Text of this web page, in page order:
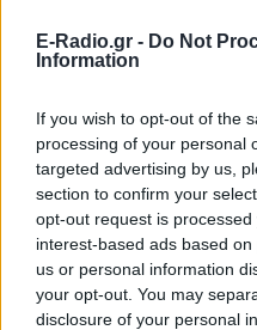
E-Radio.gr - Do Not
Information
If you wish to opt-out of the
processing of your personal
targeted advertising by us,
section to confirm your
opt-out request is
interest-based ads based
us or personal information
your opt-out. You may
disclosure of your personal
[ΠΗΓΗ]